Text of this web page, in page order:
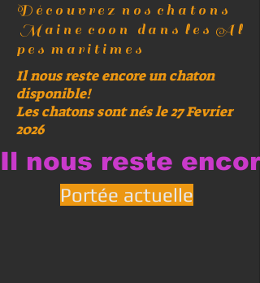
D é c o u v r e z n o s c h a t o n s
M a i n e c o o n d a n s l e s A l
p e s m a r i t i m e s
Il nous reste encore un chaton
disponible!
Les chatons sont nés le 27 Fevrier
2026
Il nous reste
Portée actuelle